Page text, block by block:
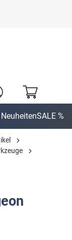
NeuheitenSALE %